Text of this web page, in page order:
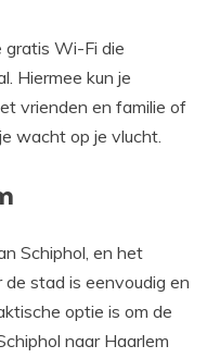
gratis Wi-Fi die
Hiermee kun je
vrienden en familie of
wacht op je vlucht.
Schiphol, en het
stad is eenvoudig en
optie is om de
naar Haarlem